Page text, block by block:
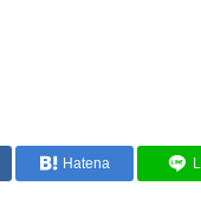
Hatena